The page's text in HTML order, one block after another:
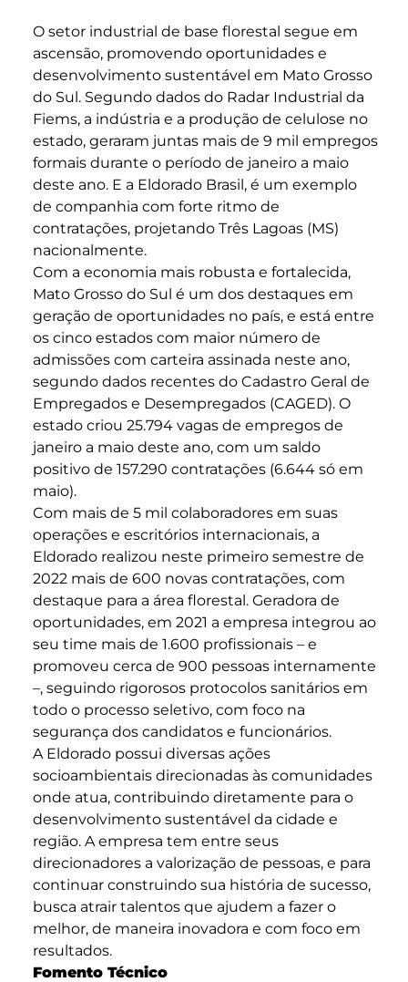
O setor industrial de base florestal segue em
ascensão, promovendo oportunidades e
desenvolvimento sustentável em Mato Grosso
do Sul. Segundo dados do Radar Industrial da
Fiems, a indústria e a produção de celulose no
estado, geraram juntas mais de 9 mil empregos
formais durante o período de janeiro a maio
deste ano. E a Eldorado Brasil, é um exemplo
de companhia com forte ritmo de
contratações, projetando Três Lagoas (MS)
nacionalmente.
Com a economia mais robusta e fortalecida,
Mato Grosso do Sul é um dos destaques em
geração de oportunidades no país, e está entre
os cinco estados com maior número de
admissões com carteira assinada neste ano,
segundo dados recentes do Cadastro Geral de
Empregados e Desempregados (CAGED). O
estado criou 25.794 vagas de empregos de
janeiro a maio deste ano, com um saldo
positivo de 157.290 contratações (6.644 só em
maio).
Com mais de 5 mil colaboradores em suas
operações e escritórios internacionais, a
Eldorado realizou neste primeiro semestre de
2022 mais de 600 novas contratações, com
destaque para a área florestal. Geradora de
oportunidades, em 2021 a empresa integrou ao
seu time mais de 1.600 profissionais – e
promoveu cerca de 900 pessoas internamente
–, seguindo rigorosos protocolos sanitários em
todo o processo seletivo, com foco na
segurança dos candidatos e funcionários.
A Eldorado possui diversas ações
socioambientais direcionadas às comunidades
onde atua, contribuindo diretamente para o
desenvolvimento sustentável da cidade e
região. A empresa tem entre seus
direcionadores a valorização de pessoas, e para
continuar construindo sua história de sucesso,
busca atrair talentos que ajudem a fazer o
melhor, de maneira inovadora e com foco em
resultados.
Fomento Técnico